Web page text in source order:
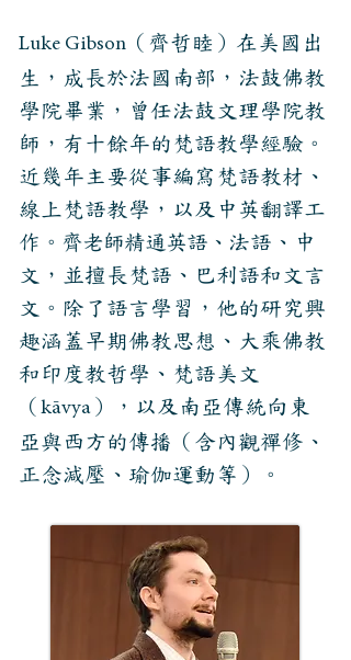
Luke Gibson （齊哲睦）在美國出
生，成長於法國南部，法鼓佛教
學院畢業，曾任法鼓文理學院教
師，有十餘年的梵語教學經驗。
近幾年主要從事編寫梵語教材、
線上梵語教學，以及中英翻譯工
作 。齊老師精通英語、 法語、中
文，並擅長梵語、巴利語和文言
文。除了語言學習，他的研究興
趣涵蓋早期佛教思想、大乘佛教
和印度教哲學、梵語美文
（ kāvya ），以及南亞傳統向東
亞與西方的傳播（含內觀禪修、
正念減壓、瑜伽運動等）。